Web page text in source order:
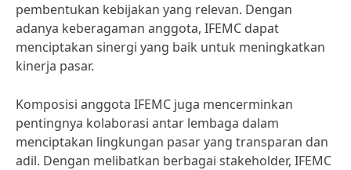
pembentukan kebijakan yang relevan. Dengan
adanya keberagaman anggota, IFEMC dapat
menciptakan sinergi yang baik untuk meningkatkan
kinerja pasar.
Komposisi anggota IFEMC juga mencerminkan
pentingnya kolaborasi antar lembaga dalam
menciptakan lingkungan pasar yang transparan dan
adil. Dengan melibatkan berbagai stakeholder, IFEMC